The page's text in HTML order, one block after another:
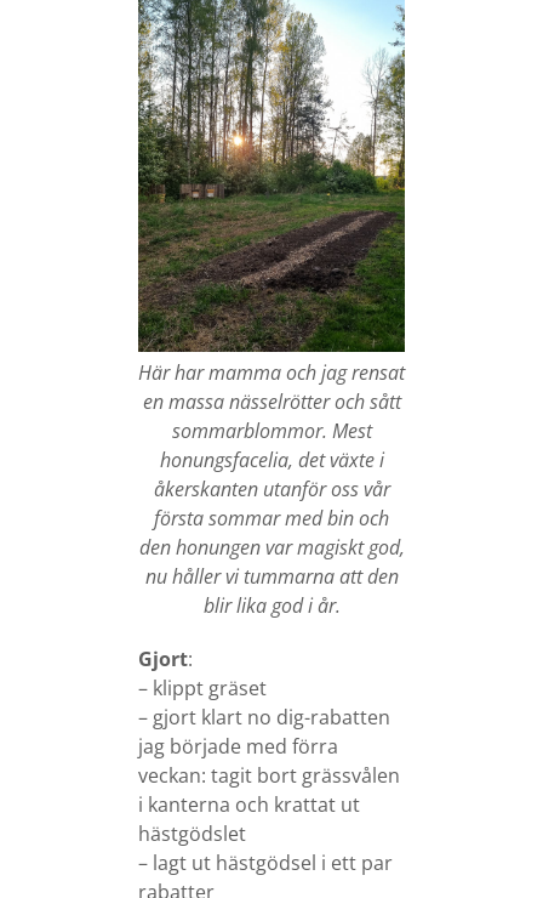
Här har mamma och jag rensat
en massa nässelrötter och sått
sommarblommor. Mest
honungsfacelia, det växte i
åkerskanten utanför oss vår
första sommar med bin och
den honungen var magiskt god,
nu håller vi tummarna att den
blir lika god i år.
Gjort:
– klippt gräset
– gjort klart no dig-rabatten
jag började med förra
veckan: tagit bort grässvålen
i kanterna och krattat ut
hästgödslet
– lagt ut hästgödsel i ett par
rabatter